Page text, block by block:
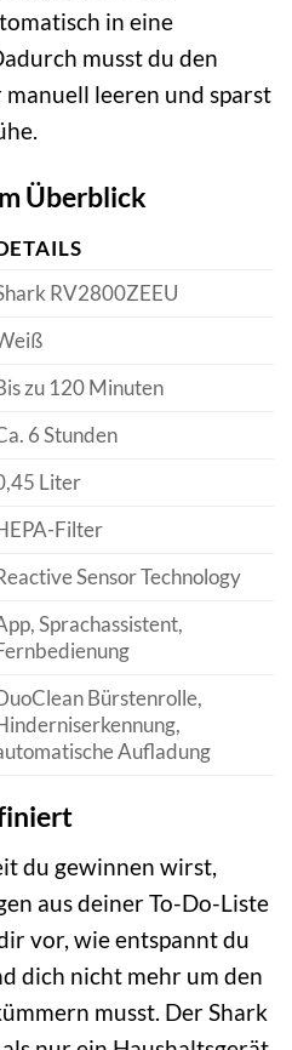
in eine
musst du den
leeren und sparst
Überblick
RV2800ZEEU
zu 120 Minuten
6 Stunden
Liter
Filter
Sensor Technology
Sprachassistent,
Bürstenrolle,
Aufladung
du gewinnen wirst,
aus deiner To-Do-Liste
vor, wie entspannt du
dich nicht mehr um den
musst. Der Shark